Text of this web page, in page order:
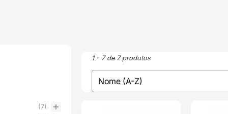
1 - 7 de 7 produtos
sort
Sort content
ESGOTADO
(7)